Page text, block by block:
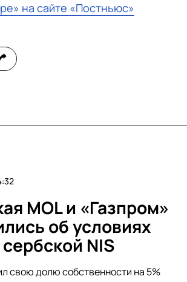
на сайте «Постньюс»
MOL и «Газпром»
об условиях
NIS
свою долю собственности на 5%